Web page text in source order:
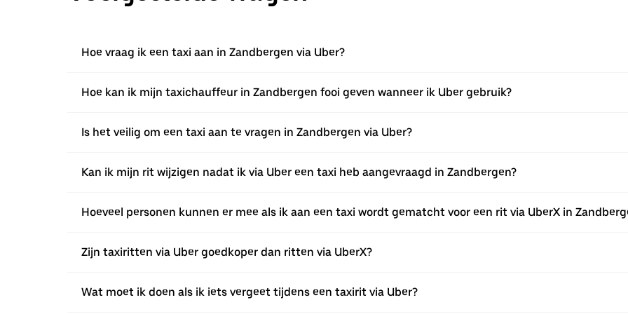
Hoe vraag ik een taxi aan in Zandbergen via Uber?
Hoe kan ik mijn taxichauffeur in Zandbergen fooi geven wanneer ik Uber gebruik?
Is het veilig om een taxi aan te vragen in Zandbergen via Uber?
Kan ik mijn rit wijzigen nadat ik via Uber een taxi heb aangevraagd in Zandbergen?
Hoeveel personen kunnen er mee als ik aan een taxi wordt gematcht voor een rit via UberX in
Zijn taxiritten via Uber goedkoper dan ritten via UberX?
Wat moet ik doen als ik iets vergeet tijdens een taxirit via Uber?